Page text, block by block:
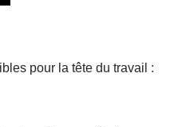
pour la tête du travail :